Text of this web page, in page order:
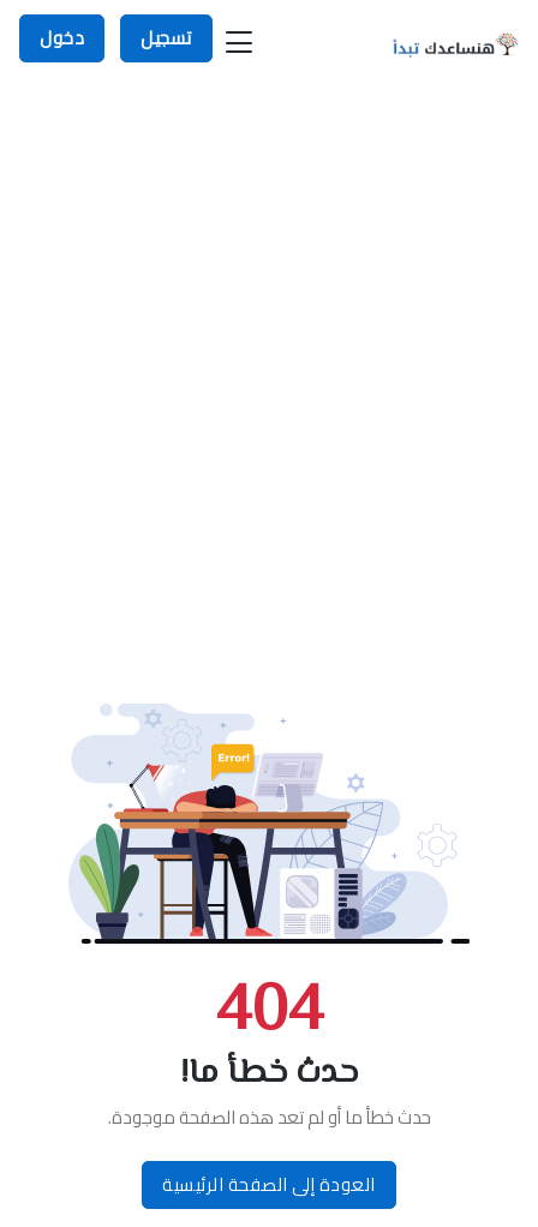
تسجيل دخول
404
حدث خطأ ما!
حدث خطأ ما أو لم تعد هذه الصفحة موجودة.
العودة إلى الصفحة الرئيسية